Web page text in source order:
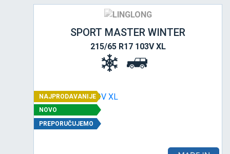
SPORT MASTER WINTER
215/65 R17 103V XL
NAJPRODAVANIJE
NOVO
PREPORUČUJEMO